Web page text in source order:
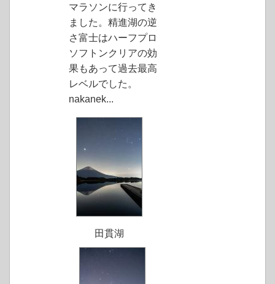
マラソンに行ってき
ました。精進湖の逆
さ富士はハーフプロ
ソフトンクリアの効
果もあって過去最高
レベルでした。
nakanek...
田貫湖